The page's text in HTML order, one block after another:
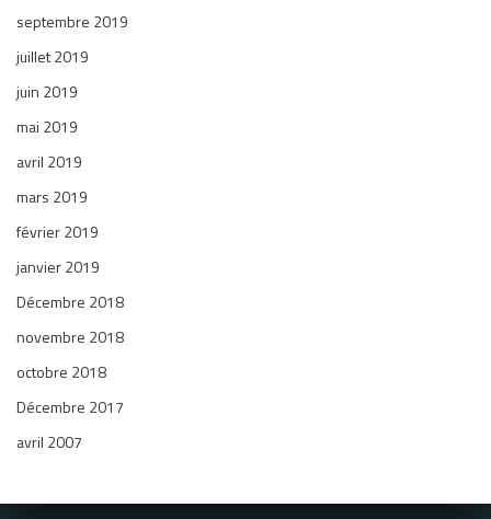
septembre 2019
juillet 2019
juin 2019
mai 2019
avril 2019
mars 2019
février 2019
janvier 2019
Décembre 2018
novembre 2018
octobre 2018
Décembre 2017
avril 2007